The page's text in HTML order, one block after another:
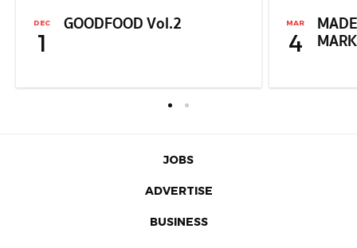
DEC
1
GOODFOOD Vol.2 MAR
4
JOBS
ADVERTISE
BUSINESS